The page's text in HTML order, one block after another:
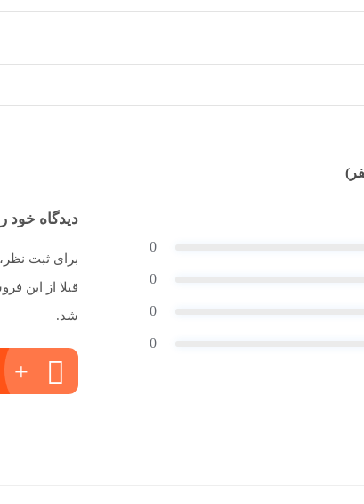
0
0
0
0
دیدگاه خود
برای ثبت
قبلا از این
شد.